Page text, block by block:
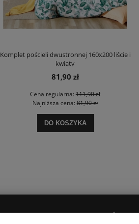
Komplet pościeli dwustronnej 160x200 liście i
kwiaty
81,90 zł
Cena regularna: 111,90 zł
Najniższa cena: 81,90 zł
DO KOSZYKA